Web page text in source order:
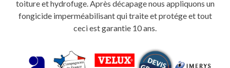
toiture et hydrofuge. Après décapage nous appliquons un
fongicide imperméabilisant qui traite et protége et tout
ceci est garantie 10 ans.